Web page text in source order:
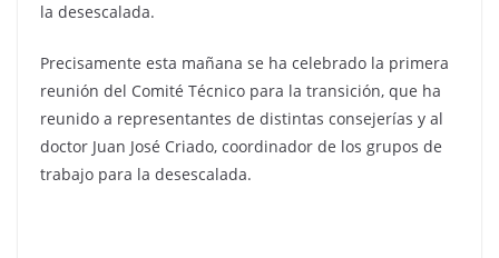
la desescalada.
Precisamente esta mañana se ha celebrado la primera
reunión del Comité Técnico para la transición, que ha
reunido a representantes de distintas consejerías y al
doctor Juan José Criado, coordinador de los grupos de
trabajo para la desescalada.